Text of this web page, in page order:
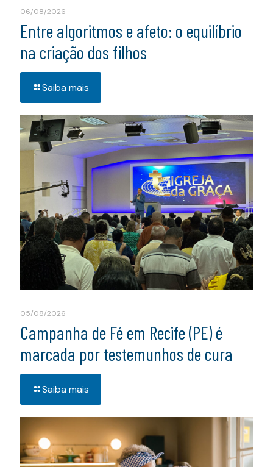
06/08/2026
Entre algoritmos e afeto: o equilíbrio
na criação dos filhos
Saiba mais
05/08/2026
Campanha de Fé em Recife (PE) é
marcada por testemunhos de cura
Saiba mais